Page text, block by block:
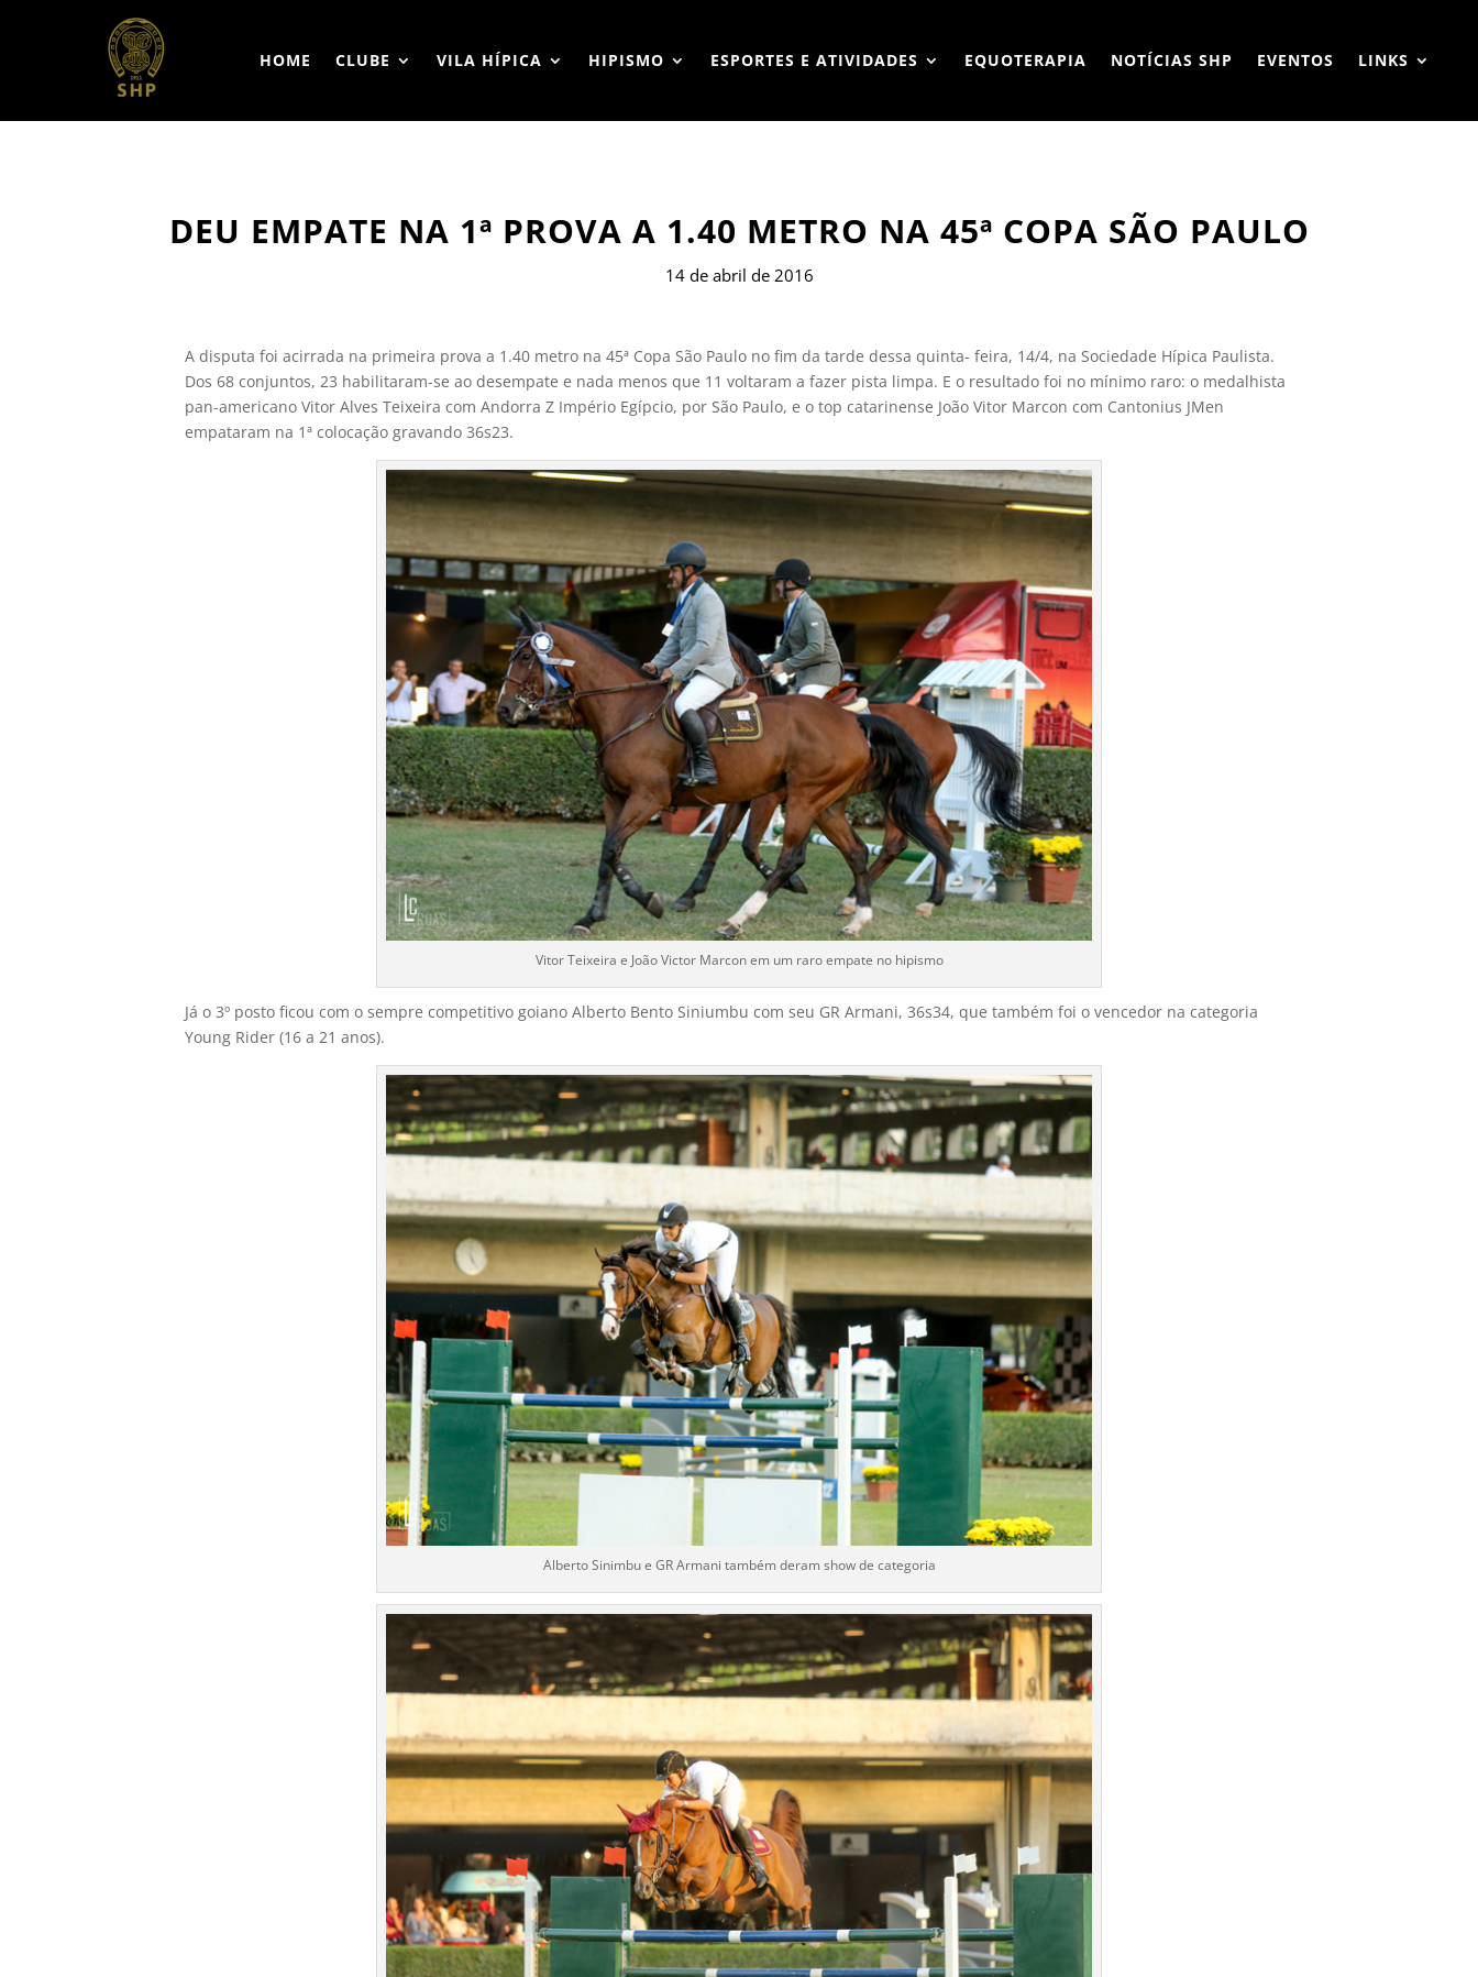
HOME CLUBE VILA HÍPICA HIPISMO ESPORTES E ATIVIDADES EQUOTERAPIA NOTÍCIAS SHP EVENTOS LINKS
DEU EMPATE NA 1ª PROVA A 1.40 METRO NA 45ª COPA SÃO PAULO
14 de abril de 2016
A disputa foi acirrada na primeira prova a 1.40 metro na 45ª Copa São Paulo no fim da tarde dessa quinta- feira, 14/4, na Sociedade Hípica Paulista.
Dos 68 conjuntos, 23 habilitaram-se ao desempate e nada menos que 11 voltaram a fazer pista limpa. E o resultado foi no mínimo raro: o medalhista
pan-americano Vitor Alves Teixeira com Andorra Z Império Egípcio, por São Paulo, e o top catarinense João Vitor Marcon com Cantonius JMen
empataram na 1ª colocação gravando 36s23.
Vitor Teixeira e João Victor Marcon em um raro empate no hipismo
Já o 3º posto ficou com o sempre competitivo goiano Alberto Bento Siniumbu com seu GR Armani, 36s34, que também foi o vencedor na categoria
Young Rider (16 a 21 anos).
Alberto Sinimbu e GR Armani também deram show de categoria